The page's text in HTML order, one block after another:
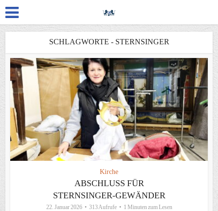
SCHLAGWORTE - STERNSINGER
Kirche
ABSCHLUSS FÜR
STERNSINGER-GEWÄNDER
22. Januar 2026 313 Aufrufe 1 Minuten zum Lesen